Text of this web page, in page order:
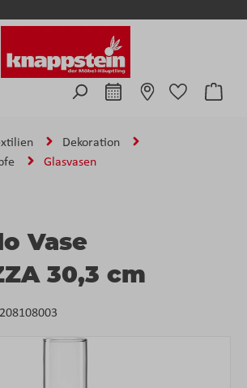
Dekoration
Glasvasen
Vase
30,3 cm